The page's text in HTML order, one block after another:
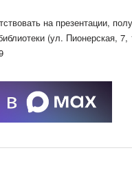
на презентации,
(ул. Пионерская,